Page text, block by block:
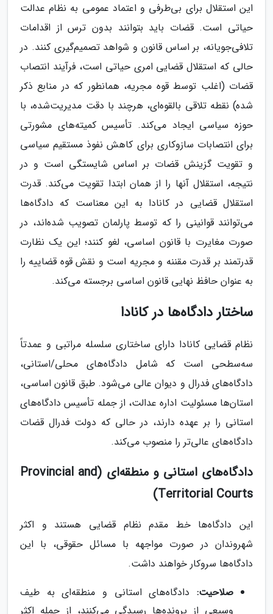
این استقلال برای بی‌طرفی و اعتماد عمومی به نظام عدالت
حیاتی است. قضات باید بتوانند بدون ترس از اقدامات
تلافی‌جویانه، بر اساس قانون و شواهد تصمیم‌گیری کنند. در
حالی که استقلال قضایی امری حیاتی است، فرآیند انتصاب
قضات (اغلب توسط قوه مجریه، همانطور که در منابع ذکر
شده) نقطه تلاقی بالقوه‌ای، هرچند با دقت مدیریت‌شده، با
حوزه سیاسی ایجاد می‌کند. تأسیس کمیته‌های مشورتی
برای انتصابات سازوکاری برای کاهش نفوذ مستقیم سیاسی
و تقویت گزینش قضات بر اساس شایستگی است و در
نتیجه، استقلال آنها را از همان ابتدا تقویت می‌کند. قدرت
استقلال قضایی در کانادا به این معناست که دادگاه‌ها
می‌توانند قوانینی را که توسط پارلمان تصویب شده‌اند، در
صورت مغایرت با قانون اساسی، لغو کنند؛ این یک نظارت
قدرتمند بر قدرت مقننه و مجریه است و نقش قوه قضاییه را
به عنوان حافظ نهایی قانون اساسی برجسته می‌کند.
ساختار دادگاه‌ها در کانادا
نظام قضایی کانادا دارای ساختاری سلسله مراتبی و عمدتاً
سه‌سطحی است که شامل دادگاه‌های محلی/استانی،
دادگاه‌های فدرال و دیوان عالی می‌شود. طبق قانون اساسی،
استان‌ها مسئولیت اداره عدالت، از جمله تأسیس دادگاه‌های
استانی را بر عهده دارند، در حالی که دولت فدرال قضات
دادگاه‌های عالی‌تر را منصوب می‌کند.
دادگاه‌های استانی و منطقه‌ای (Provincial and
Territorial Courts)
این دادگاه‌ها خط مقدم نظام قضایی هستند و اکثر
شهروندان در صورت مواجهه با مسائل حقوقی، با این
دادگاه‌ها سروکار خواهند داشت.
صلاحیت: دادگاه‌های استانی و منطقه‌ای به طیف
وسیعی از پرونده‌ها رسیدگی می‌کنند، از جمله اکثر